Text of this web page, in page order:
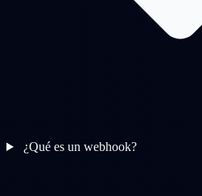
¿Qué es un webhook?